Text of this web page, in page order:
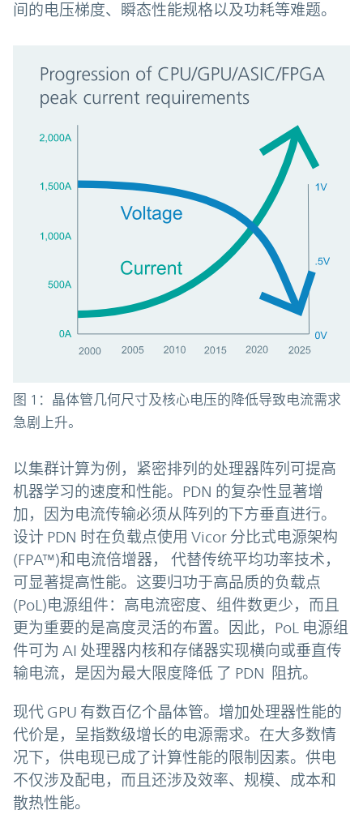
间的电压梯度、瞬态性能规格以及功耗等难题。
图 1：晶体管几何尺寸及核心电压的降低导致电流需求
急剧上升。
以集群计算为例，紧密排列的处理器阵列可提高
机器学习的速度和性能。PDN 的复杂性显著增
加，因为电流传输必须从阵列的下方垂直进行。
设计 PDN 时在负载点使用 Vicor 分比式电源架构
(FPA™)和电流倍增器， 代替传统平均功率技术，
可显著提高性能。这要归功于高品质的负载点
(PoL)电源组件：高电流密度、组件数更少，而且
更为重要的是高度灵活的布置。因此，PoL 电源组
件可为 AI 处理器内核和存储器实现横向或垂直传
输电流，是因为最大限度降低 了 PDN 阻抗。
现代 GPU 有数百亿个晶体管。增加处理器性能的
代价是，呈指数级增长的电源需求。在大多数情
况下，供电现已成了计算性能的限制因素。供电
不仅涉及配电，而且还涉及效率、规模、成本和
散热性能。